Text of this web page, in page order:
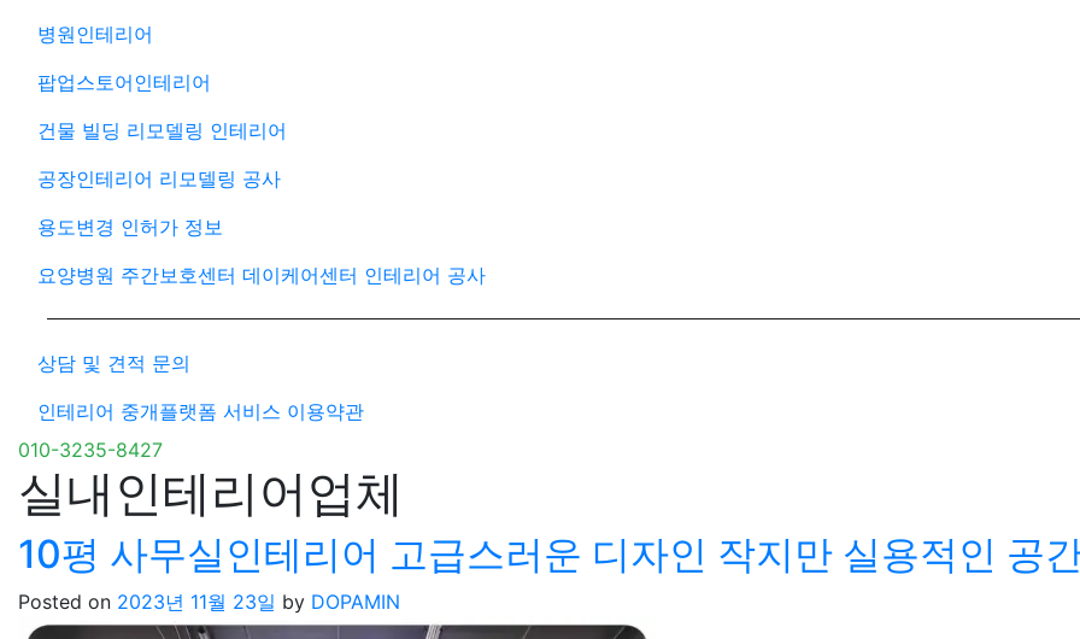
병원인테리어
팝업스토어인테리어
건물 빌딩 리모델링 인테리어
공장인테리어 리모델링 공사
용도변경 인허가 정보
요양병원 주간보호센터 데이케어센터 인테리어 공사
상담 및 견적 문의
인테리어 중개플랫폼 서비스 이용약관
010-3235-8427
실내인테리어업체
10평 사무실인테리어 고급스러운 디자인 작지만 실용적인 공
Posted on 2023년 11월 23일 by DOPAMIN